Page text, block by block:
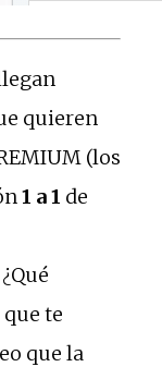
quieren
(los
1 a 1 de
¿Qué
te
que la